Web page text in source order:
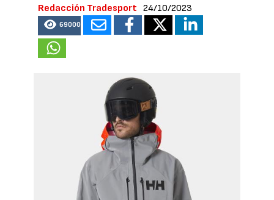
Redacción Tradesport 24/10/2023
69000